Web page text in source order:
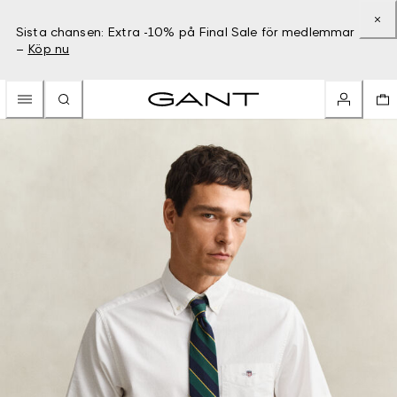
Sista chansen: Extra -10% på Final Sale för medlemmar
– Köp nu